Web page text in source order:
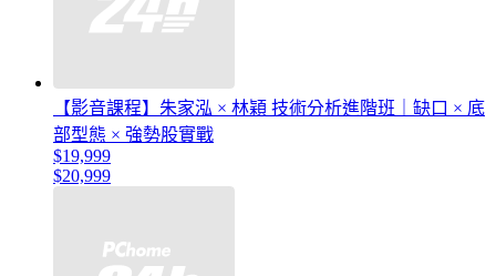
【影音課程】朱家泓 × 林穎 技術分析進階班｜缺口 × 底
部型態 × 強勢股實戰
$19,999
$20,999